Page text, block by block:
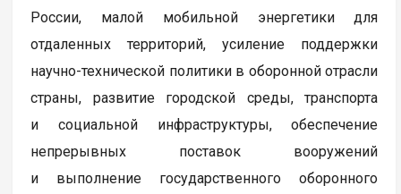
России, малой мобильной энергетики для
отдаленных территорий, усиление поддержки
научно-технической политики в оборонной отрасли
страны, развитие городской среды, транспорта
и социальной инфраструктуры, обеспечение
непрерывных поставок вооружений
и выполнение государственного оборонного